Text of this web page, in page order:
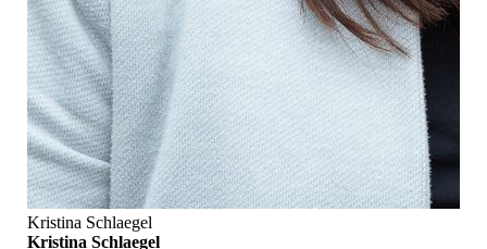
Kristina Schlaegel
Kristina Schlaegel